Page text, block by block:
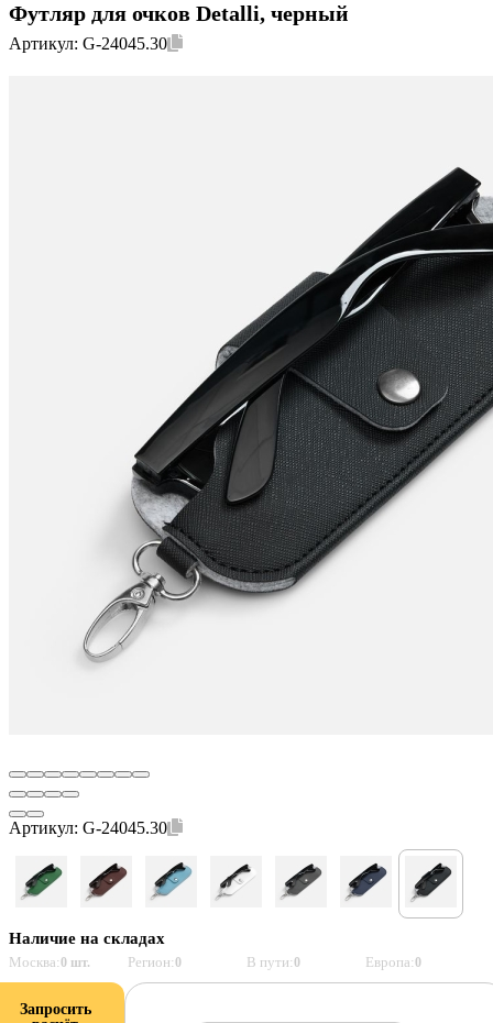
Футляр для очков Detalli, черный
Артикул: G-24045.30
Артикул: G-24045.30
Наличие на складах
Москва:0 шт. Регион:0 В пути:0 Европа:0
Запросить